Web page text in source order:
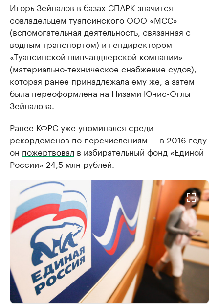
Игорь Зейналов в базах СПАРК значится
совладельцем туапсинского ООО «МСС»
(вспомогательная деятельность, связанная с
водным транспортом) и гендиректором
«Туапсинской шипчандлерской компании»
(материально-техническое снабжение судов),
которая ранее принадлежала ему же, а затем
была переоформлена на Низами Юнис-Оглы
Зейналова.
Ранее КФРС уже упоминался среди
рекордсменов по перечислениям — в 2016 году
он пожертвовал в избирательный фонд «Единой
России» 24,5 млн рублей.